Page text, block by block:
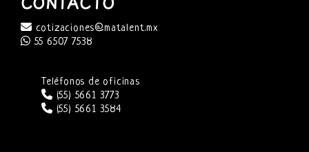
cotizaciones@matalent.mx
55 6507 7538
Teléfonos de oficinas
(55) 5661 3773
(55) 5661 3584